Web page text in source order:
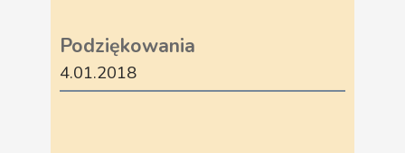
Podziękowania
4.01.2018